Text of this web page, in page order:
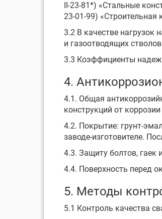
II-23-81*) «Стальные
23-01-99) «Строительная
3.2 В качестве нагрузок
и газоотводящих
3.3 Коэффициенты
4.
4.1. Общая
конструкций от
4.2. Покрытие: грунт-
заводе-изготовителе.
4.3. Защиту болтов,
4.4. Поверхность перед
5. Методы
5.1 Контроль качества